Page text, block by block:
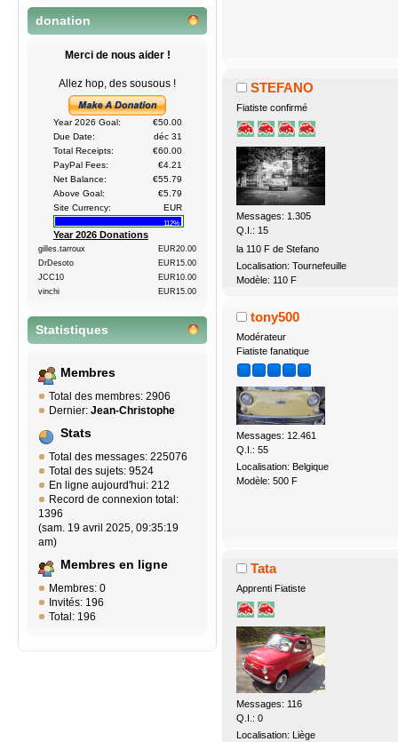
donation
Merci de nous aider !
Allez hop, des sousous !
Year 2026 Goal:
€50.00
Due Date:
déc 31
Total Receipts:
€60.00
PayPal Fees:
€4.21
Net Balance:
€55.79
Above Goal:
€5.79
Site Currency:
EUR
112%
Year 2026 Donations
gilles.tarroux
EUR20.00
DrDesoto
EUR15.00
JCC10
EUR10.00
vinchi
EUR15.00
Statistiques
Membres
Total des membres: 2906
Dernier: Jean-Christophe
Stats
Total des messages: 225076
Total des sujets: 9524
En ligne aujourd'hui: 212
Record de connexion total:
1396
(sam. 19 avril 2025, 09:35:19
am)
Membres en ligne
Membres: 0
Invités: 196
Total: 196
STEFANO
Fiatiste confirmé
Messages: 1.305
Q.I.: 15
la 110 F de Stefano
Localisation: Tournefeuille
Modèle: 110 F
tony500
Modérateur
Fiatiste fanatique
Messages: 12.461
Q.I.: 55
Localisation: Belgique
Modèle: 500 F
Tata
Apprenti Fiatiste
Messages: 116
Q.I.: 0
Localisation: Liège